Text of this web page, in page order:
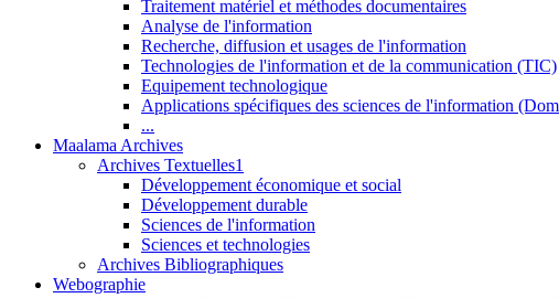
Traitement matériel et méthodes documentaires
Analyse de l'information
Recherche, diffusion et usages de l'information
Technologies de l'information et de la communication (TIC)
Equipement technologique
Applications spécifiques des sciences de l'information
...
Maalama Archives
Archives Textuelles1
Développement économique et social
Développement durable
Sciences de l'information
Sciences et technologies
Archives Bibliographiques
Webographie